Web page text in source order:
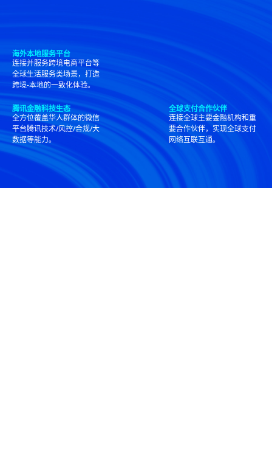
海外本地服务平台
连接并服务跨境电商平台等
全球生活服务类场景，打造
跨境-本地的一致化体验。
腾讯金融科技生态
全方位覆盖华人群体的微信
平台腾讯技术/风控/合规/大
数据等能力。
全球支付合作伙伴
连接全球主要金融机构和重
要合作伙伴，实现全球支付
网络互联互通。